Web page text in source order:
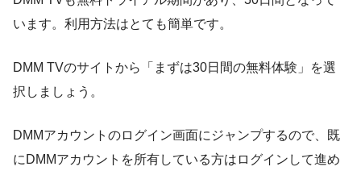
います。利用方法はとても簡単です。
DMM TVのサイトから「まずは30日間の無料体験」を選
択しましょう。
DMMアカウントのログイン画面にジャンプするので、既
にDMMアカウントを所有している方はログインして進め